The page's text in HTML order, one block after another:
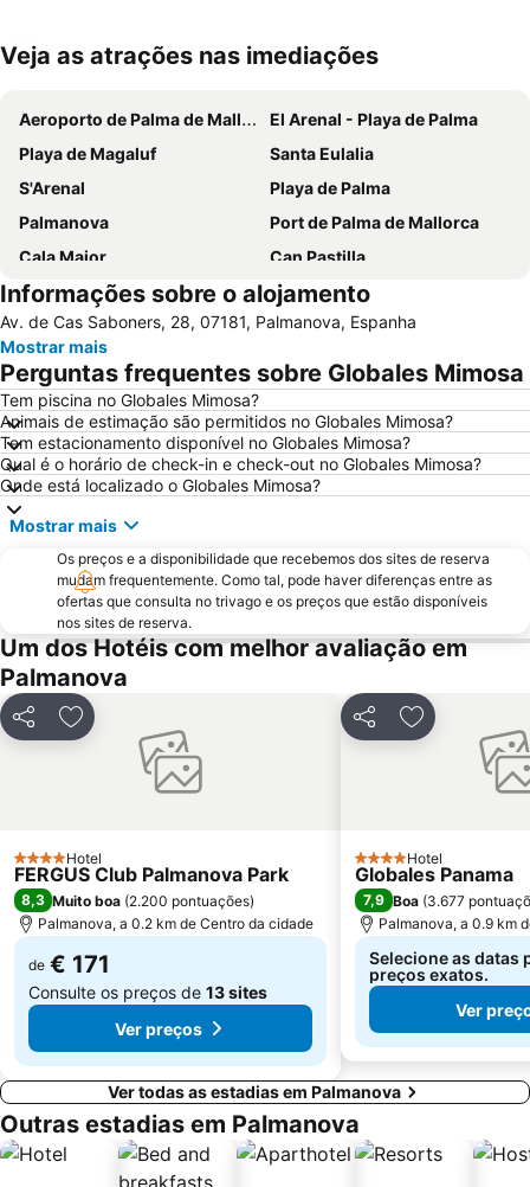
Ampliar mapa
Veja as atrações nas imediações
Aeroporto de Palma de Mallorca
El Arenal - Playa de Palma
Playa de Magaluf
Santa Eulalia
S'Arenal
Playa de Palma
Palmanova
Port de Palma de Mallorca
Cala Major
Can Pastilla
Es Trenc
Puerto de Port de Soller
Golf de Andratx
Santa Ponça
Platja de Torà o Platja Peguera Torà
Polígono de Levante
Platja de Palma
Riu Centre Palace
Cala Comtessa
House of Katmandu
Cala Blanca - Platja de Palmanova
Platja Palmira o Platja Peguera Palmira o Platja des Pouet
Puerto de Valdemossa - Sa Marina
Paseo Marítimo
Placa Major
Santa Catalina
Centro Comercial Porto Pi
Les Meravelles
Aqualand
San Sebastián
Cala Pi' de Llucmajor
Portals Vells
Pabisa Beach Club
Sant Jordi
Catedral de Sa Seu
RIU Center
Ballermann 6
Cala Deiá
Ses Covetes
Port de Portals
Club Nàutic Santa Ponça
Informações sobre o alojamento
Av. de Cas Saboners, 28, 07181, Palmanova, Espanha
Mostrar mais
Perguntas frequentes sobre Globales Mimosa
Tem piscina no Globales Mimosa?
Animais de estimação são permitidos no Globales Mimosa?
Tem estacionamento disponível no Globales Mimosa?
Qual é o horário de check-in e check-out no Globales Mimosa?
Onde está localizado o Globales Mimosa?
Mostrar mais
Os preços e a disponibilidade que recebemos dos sites de reserva
mudam frequentemente. Como tal, pode haver diferenças entre as
ofertas que consulta no trivago e os preços que estão disponíveis
nos sites de reserva.
Um dos Hotéis com melhor avaliação em
Palmanova
PartilharAdicionar aos favoritos
4 Estrelas
Hotel
FERGUS Club Palmanova Park
8,3 Muito boa (2.200 pontuações)
Palmanova, a 0.2 km de Centro da cidade
de € 171
Consulte os preços de 13 sites
Ver preços
PartilharAdicionar
4 Estrelas
Hotel
Globales Panama
7,9 Boa (3.677
Palmanova, a 0.9 km
Selecione as datas
preços exatos.
Ver
Ver todas as estadias em Palmanova
Outras estadias em Palmanova